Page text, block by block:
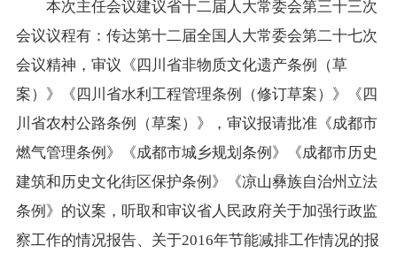
本次主任会议建议省十二届人大常委会第三十三次
会议议程有：传达第十二届全国人大常委会第二十七次
会议精神，审议《四川省非物质文化遗产条例（草
案）》《四川省水利工程管理条例（修订草案）》《四
川省农村公路条例（草案）》，审议报请批准《成都市
燃气管理条例》《成都市城乡规划条例》《成都市历史
建筑和历史文化街区保护条例》《凉山彝族自治州立法
条例》的议案，听取和审议省人民政府关于加强行政监
察工作的情况报告、关于2016年节能减排工作情况的报